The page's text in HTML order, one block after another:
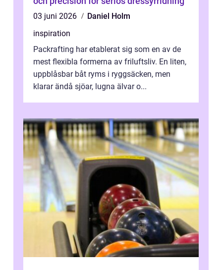
03 juni 2026
Daniel Holm
inspiration
Packrafting har etablerat sig som en av de
mest flexibla formerna av friluftsliv. En liten,
uppblåsbar båt ryms i ryggsäcken, men
klarar ändå sjöar, lugna älvar o...